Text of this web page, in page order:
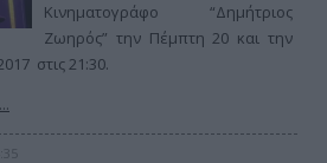
Κινηματογράφο “Δημήτριος
Ζωηρός” την Πέμπτη 20 και την
στις 21:30.